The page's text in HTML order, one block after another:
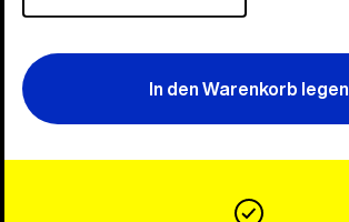
In den Warenkorb legen